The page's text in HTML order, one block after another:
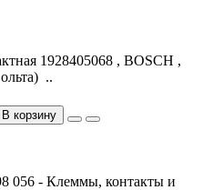
1928405068 , BOSCH ,
..
В корзину
056 - Клеммы, контакты и